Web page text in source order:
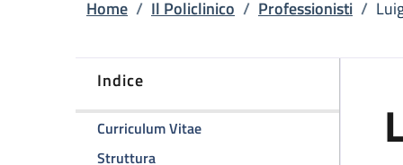
Home / Il Policlinico / Professionisti /
Indice
Curriculum Vitaedella pagina Luigi Lovato
Strutturadella pagina Luigi Lovato